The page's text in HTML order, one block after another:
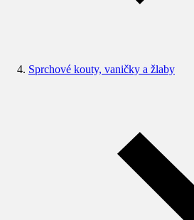
Sprchové kouty, vaničky a žlaby